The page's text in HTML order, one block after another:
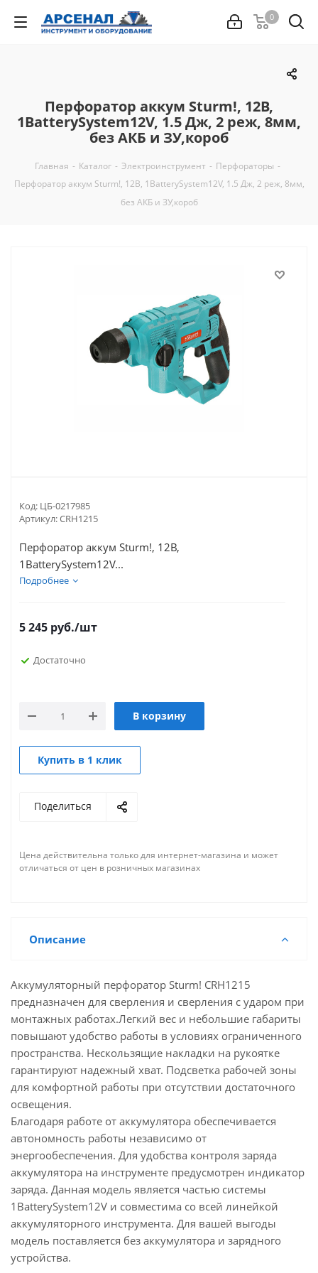
0
Перфоратор аккум Sturm!, 12В,
1BatterySystem12V, 1.5 Дж, 2 реж, 8мм,
без АКБ и ЗУ,короб
Главная - Каталог - Электроинструмент - Перфораторы -
Перфоратор аккум Sturm!, 12В, 1BatterySystem12V, 1.5 Дж, 2 реж, 8мм,
без АКБ и ЗУ,короб
Код: ЦБ-0217985
Артикул:CRH1215
Перфоратор аккум Sturm!, 12В,
1BatterySystem12V...
Подробнее
5 245 руб./шт
Достаточно
В корзину
Купить в 1 клик
Поделиться
Цена действительна только для интернет-магазина и может
отличаться от цен в розничных магазинах
Описание
Аккумуляторный перфоратор Sturm! CRH1215
предназначен для сверления и сверления с ударом при
монтажных работах.Легкий вес и небольшие габариты
повышают удобство работы в условиях ограниченного
пространства. Нескользящие накладки на рукоятке
гарантируют надежный хват. Подсветка рабочей зоны
для комфортной работы при отсутствии достаточного
освещения.
Благодаря работе от аккумулятора обеспечивается
автономность работы независимо от
энергообеспечения. Для удобства контроля заряда
аккумулятора на инструменте предусмотрен индикатор
заряда. Данная модель является частью системы
1BatterySystem12V и совместима со всей линейкой
аккумуляторного инструмента. Для вашей выгоды
модель поставляется без аккумулятора и зарядного
устройства.